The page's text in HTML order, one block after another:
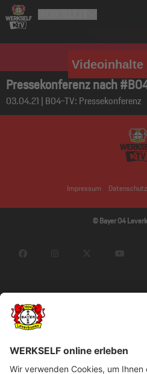
Videoinhalte
Pressekonferenz nach
03.04.21 | B04-TV: Pressekonferenz
Impressum Datenschutz
© Bayer 04